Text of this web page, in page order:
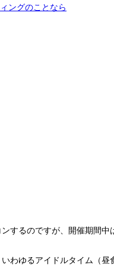
ングのことなら
するのですが、開催期間
わゆるアイドルタイム（